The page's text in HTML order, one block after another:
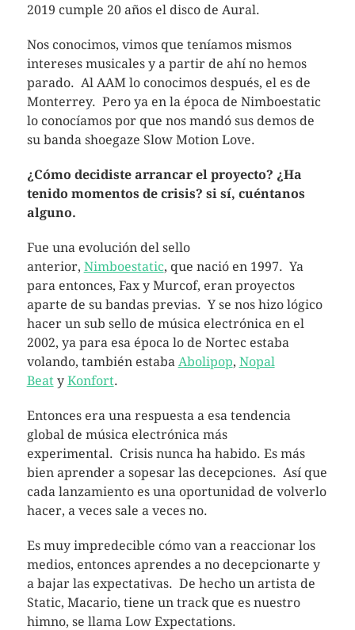
2019 cumple 20 años el disco de Aural.
Nos conocimos, vimos que teníamos mismos
intereses musicales y a partir de ahí no hemos
parado. Al AAM lo conocimos después, el es de
Monterrey. Pero ya en la época de Nimboestatic
lo conocíamos por que nos mandó sus demos de
su banda shoegaze Slow Motion Love.
¿Cómo decidiste arrancar el proyecto? ¿Ha
tenido momentos de crisis? si sí, cuéntanos
alguno.
Fue una evolución del sello
anterior, Nimboestatic, que nació en 1997. Ya
para entonces, Fax y Murcof, eran proyectos
aparte de su bandas previas. Y se nos hizo lógico
hacer un sub sello de música electrónica en el
2002, ya para esa época lo de Nortec estaba
volando, también estaba Abolipop, Nopal
Beaty Konfort.
Entonces era una respuesta a esa tendencia
global de música electrónica más
experimental. Crisis nunca ha habido. Es más
bien aprender a sopesar las decepciones. Así que
cada lanzamiento es una oportunidad de volverlo
hacer, a veces sale a veces no.
Es muy impredecible cómo van a reaccionar los
medios, entonces aprendes a no decepcionarte y
a bajar las expectativas. De hecho un artista de
Static, Macario, tiene un track que es nuestro
himno, se llama Low Expectations.